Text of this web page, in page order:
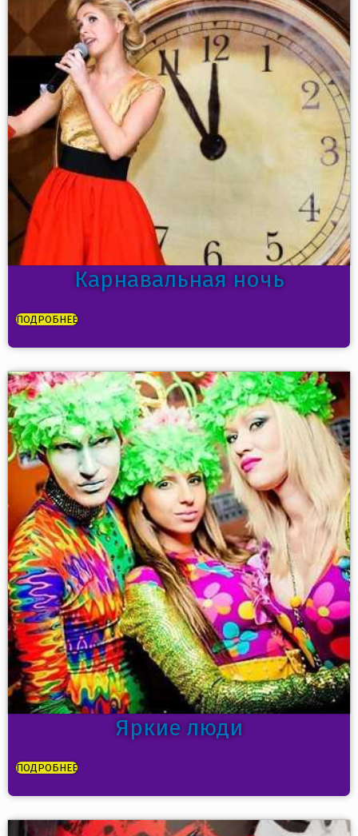
Карнавальная ночь
ПОДРОБНЕЕ
Яркие люди
ПОДРОБНЕЕ